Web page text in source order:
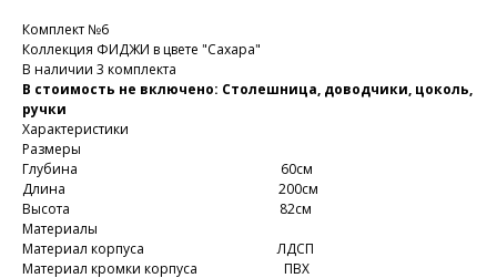
Комплект №6
Коллекция ФИДЖИ в цвете "Сахара"
В наличии 3 комплекта
В стоимость не включено: Столешница, доводчики, цоколь,
ручки
Характеристики
Размеры
Глубина 60см
Длина 200см
Высота 82см
Материалы
Материал корпуса ЛДСП
Материал кромки корпуса ПВХ